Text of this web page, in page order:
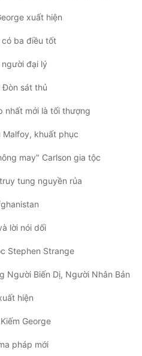
xuất hiện
ba điều tốt
đại lý
Đòn sát thủ
nhất mới là tối thượng
Malfoy, khuất phục
may" Carlson gia tộc
tung nguyền rủa
lời nói dối
Stephen Strange
Người Biến Dị, Người Nhân Bản
hiện
George
pháp mới